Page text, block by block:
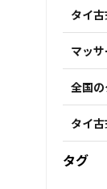
タイ
マッ
全国
タイ
タグ